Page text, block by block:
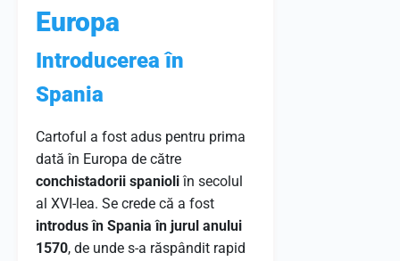
Europa
Introducerea în
Spania
Cartoful a fost adus pentru prima
dată în Europa de către
conchistadorii spanioliîn secolul
al XVI-lea. Se crede că a fost
introdus în Spania în jurul anului
1570, de unde s-a răspândit rapid